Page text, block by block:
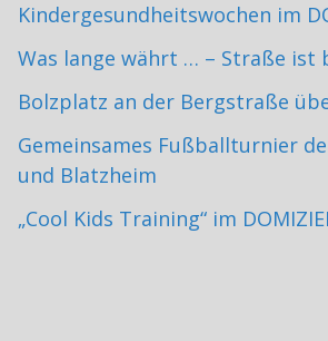
Kindergesundheitswochen im
Was lange währt … – Straße ist
Bolzplatz an der Bergstraße
Gemeinsames Fußballturnier
und Blatzheim
„Cool Kids Training“ im